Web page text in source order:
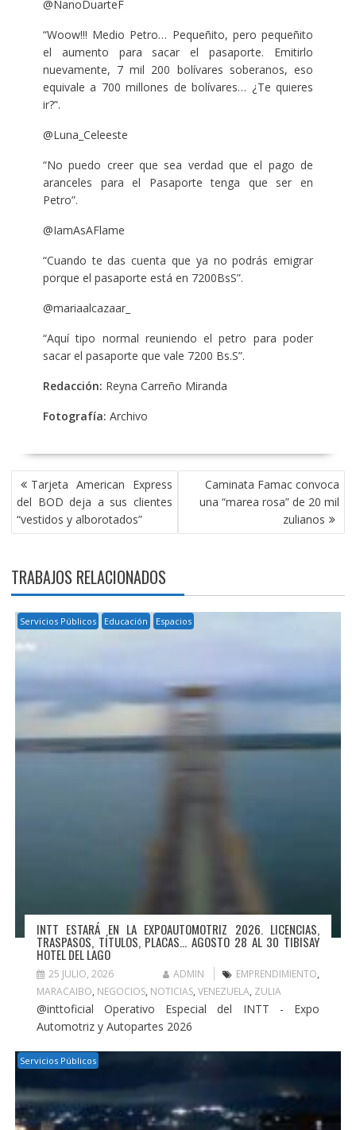
@NanoDuarteF
“Woow!!! Medio Petro… Pequeñito, pero pequeñito
el aumento para sacar el pasaporte. Emitirlo
nuevamente, 7 mil 200 bolívares soberanos, eso
equivale a 700 millones de bolívares… ¿Te quieres
ir?”.
@Luna_Celeeste
“No puedo creer que sea verdad que el pago de
aranceles para el Pasaporte tenga que ser en
Petro”.
@IamAsAFlame
“Cuando te das cuenta que ya no podrás emigrar
porque el pasaporte está en 7200BsS”.
@mariaalcazaar_
“Aquí tipo normal reuniendo el petro para poder
sacar el pasaporte que vale 7200 Bs.S”.
Redacción: Reyna Carreño Miranda
Fotografía: Archivo
NAVEGACIÓN
DE
ENTRADAS
Tarjeta American Express
del BOD deja a sus clientes
“vestidos y alborotados”
Caminata Famac convoca
una “marea rosa” de 20 mil
zulianos
TRABAJOS RELACIONADOS
Servicios Públicos Educación Espacios
INTT ESTARÁ EN LA EXPOAUTOMOTRIZ 2026. LICENCIAS,
TRASPASOS, TÍTULOS, PLACAS… AGOSTO 28 AL 30 TIBISAY
HOTEL DEL LAGO
25 JULIO, 2026 ADMIN EMPRENDIMIENTO,
MARACAIBO, NEGOCIOS, NOTICIAS, VENEZUELA, ZULIA
@inttoficial Operativo Especial del INTT - Expo
Automotriz y Autopartes 2026
Servicios Públicos